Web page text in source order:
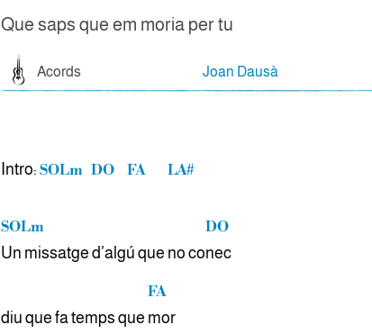
Que saps que em moria per tu
Acords Joan Dausà
Intro: SOLm DO FA LA#
SOLm
Un missatge d’algú que no co
DO
nec
diu que fa temps que
FA
mor